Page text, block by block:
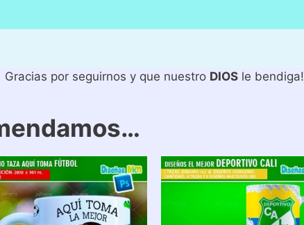
Gracias por seguirnos y que nuestro DIOSle bendiga!